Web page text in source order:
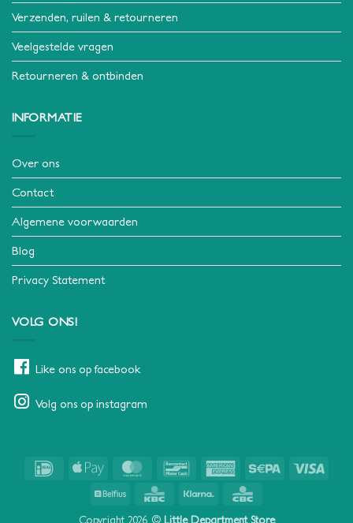
Verzenden, ruilen & retourneren
Veelgestelde vragen
Retourneren & ontbinden
INFORMATIE
Over ons
Contact
Algemene voorwaarden
Blog
Privacy Statement
VOLG ONS!
Like ons op facebook
Volg ons op instagram
IDeal
Apple
MasterCardBancontact American
Express
Sepa
Belfius KBC Klarna
Copyright 2026 © Little Department Store